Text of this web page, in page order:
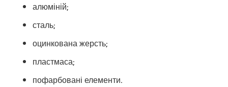
алюміній;
сталь;
оцинкована жерсть;
пластмаса;
пофарбовані елементи.